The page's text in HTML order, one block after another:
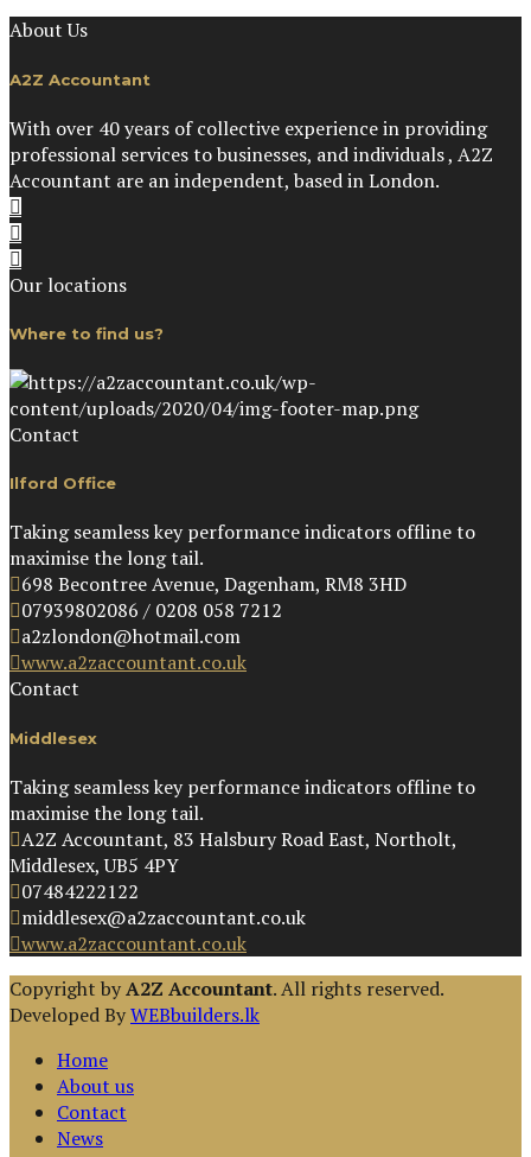
About Us
A2Z Accountant
With over 40 years of collective experience in providing
professional services to businesses, and individuals , A2Z
Accountant are an independent, based in London.
Our locations
Where to find us?
Contact
Ilford Office
Taking seamless key performance indicators offline to
maximise the long tail.
698 Becontree Avenue, Dagenham, RM8 3HD
07939802086 / 0208 058 7212
a2zlondon@hotmail.com
www.a2zaccountant.co.uk
Contact
Middlesex
Taking seamless key performance indicators offline to
maximise the long tail.
A2Z Accountant, 83 Halsbury Road East, Northolt,
Middlesex, UB5 4PY
07484222122
middlesex@a2zaccountant.co.uk
www.a2zaccountant.co.uk
Copyright byA2Z Accountant. All rights reserved.
Developed ByWEBbuilders.lk
Home
About us
Contact
News